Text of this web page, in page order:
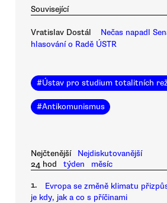
Související
Vratislav Dostál
Nečas napadl
hlasování o Radě ÚSTR
#Ústav pro studium totalitních
#Antikomunismus
Nejčtenější
Nejdiskutovanější
24 hod
týden měsíc
1.
Evropa se změně klimatu
je kdy, jak a co s příčinami